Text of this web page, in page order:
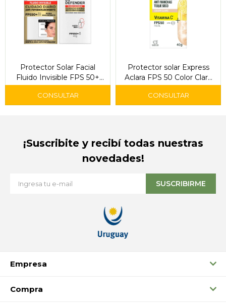
Protector Solar Facial
Fluido Invisible FPS 50+
UV Defender 40 ml -
L'Oréal
Protector solar Express
Aclara FPS 50 Color Claro
40 g – Garnier
Empresa
Compra
¡Suscribite y recibí todas nuestras
novedades!
SUSCRIBIRME